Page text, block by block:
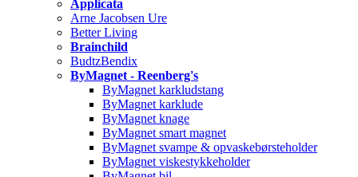
Applicata
Arne Jacobsen Ure
Better Living
Brainchild
BudtzBendix
ByMagnet - Reenberg's
ByMagnet karkludstang
ByMagnet karklude
ByMagnet knage
ByMagnet smart magnet
ByMagnet svampe & opvaskebørsteholder
ByMagnet viskestykkeholder